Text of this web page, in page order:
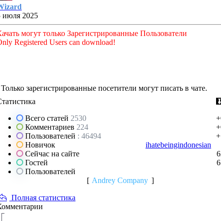
июля 2025
могут только Зарегистрированные Пользователи
Registered Users can download!
Только зарегистрированные посетители могут писать в чате.
Всего статей 2530
Комментариев 224
Пользователей : 46494
Новичок
ihatebeingindonesian
Сейчас на сайте
Гостей
Пользователей
[ Andrey Company ]
Полная статистика